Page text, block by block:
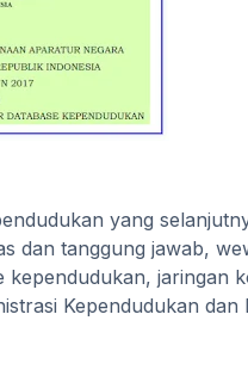
yang
dan tanggung jawab,
jaringan
Kependudukan dan